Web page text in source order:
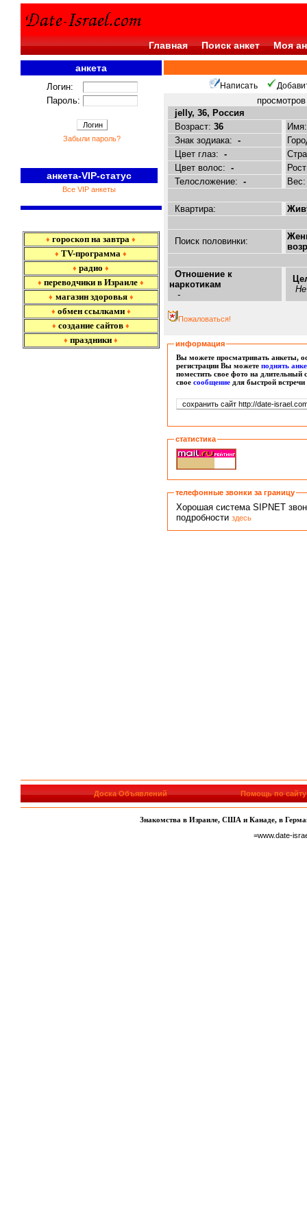
Главная Поиск анкет Моя
анкета
Логин:
Пароль:
Забыли пароль?
анкета-VIP-статус
Все VIP анкеты
♦ гороскоп на завтра ♦
♦ TV-программа ♦
♦ радио ♦
♦ переводчики в Израиле ♦
♦ магазин здоровья ♦
♦ обмен ссылками ♦
♦ создание сайтов ♦
♦ праздники ♦
Написать
jelly, 36, Россия
Возраст: 36
Знак зодиака: -
Цвет глаз: -
Цвет волос: -
Телосложение: -
Квартира:
Поиск половинки:
Отношение к
наркотикам
-
Пожаловаться!
информация
Вы можете просматривать анкеты,
регистрации Вы можетеподнять
поместить свое фото на длительный
своесообщение для быстрой
статистика
телефонные звонки за границу
Хорошая система SIPNET
подробностиздесь
Доска Объявлений Помощь по сайту
Знакомства в Израиле, США и Канаде, в
=www.date-